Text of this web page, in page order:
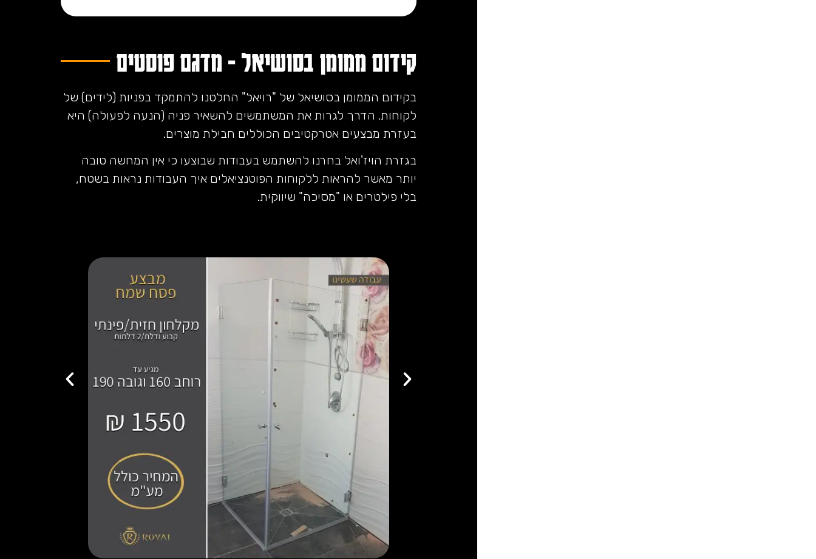
קידום ממומן בסושיאל - מדגם פוסטים
בקידום הממומן בסושיאל של "רויאל" החלטנו להתמקד בפניות (לידים) של
לקוחות. הדרך לגרות את המשתמשים להשאיר פניה (הנעה לפעולה) היא
בעזרת מבצעים אטרקטיבים הכוללים חבילת מוצרים.
בגזרת הויז'ואל בחרנו להשתמש בעבודות שבוצעו כי אין המחשה טובה
יותר מאשר להראות ללקוחות הפוטנציאלים איך העבודות נראות בשטח,
בלי פילטרים או "מסיכה" שיווקית.